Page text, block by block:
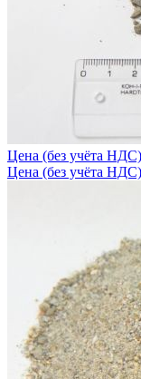
Цена (без учёта
Цена (без учёта